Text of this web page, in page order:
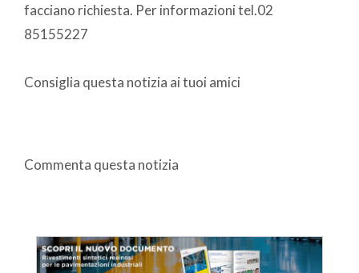
facciano richiesta. Per informazioni tel.02
85155227
Consiglia questa notizia ai tuoi amici
Commenta questa notizia